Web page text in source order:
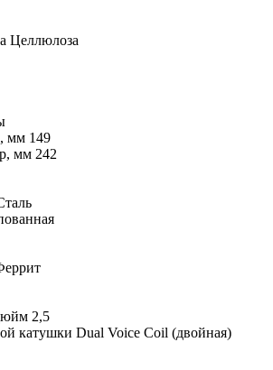
Целлюлоза
мм 149
мм 242
2,5
катушки Dual Voice Coil (двойная)